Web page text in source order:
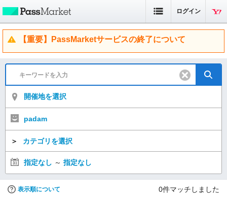
ログイン
【重要】PassMarketサービスの終了について
開催地を選択
padam
＞ カテゴリを選択
指定なし ～ 指定なし
表示順について 0件マッチしました